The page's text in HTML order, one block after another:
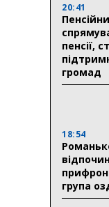
20:41
пенсії,
громад
18:54
група